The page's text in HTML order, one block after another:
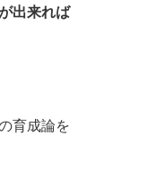
出来れば
育成論を